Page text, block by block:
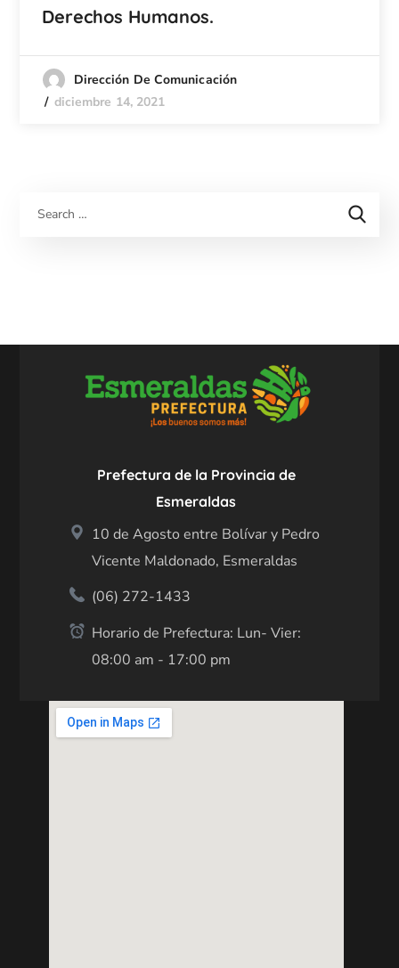
Derechos Humanos.
Dirección De Comunicación
diciembre 14, 2021
Prefectura de la Provincia de
Esmeraldas
10 de Agosto entre Bolívar y Pedro
Vicente Maldonado, Esmeraldas
(06) 272-1433
Horario de Prefectura: Lun- Vier:
08:00 am - 17:00 pm